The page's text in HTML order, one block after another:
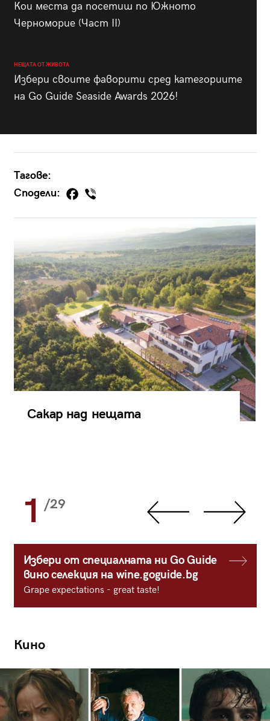
Кои места да посетиш по Южното
Черноморие (Част II)
НЕЩАТА ОТ ЖИВОТА
Избери своите фаворити сред категориите
на Go Guide Seaside Awards 2026!
Тагове:
Сподели:
Сакар над нещата
1 /29
Избери от специалната ни Go Guide
вино селекция на wine.goguide.bg
Grape expectations - great taste!
Кино